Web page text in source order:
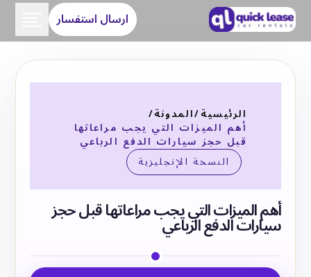
ارسال استفسار
الرئيسية/المدونة/
أهم الميزات التي يجب مراعاتها
قبل حجز سيارات الدفع الرباعي
النسخة الإنجليزية
أهم الميزات التي يجب مراعاتها قبل حجز
سيارات الدفع الرباعي